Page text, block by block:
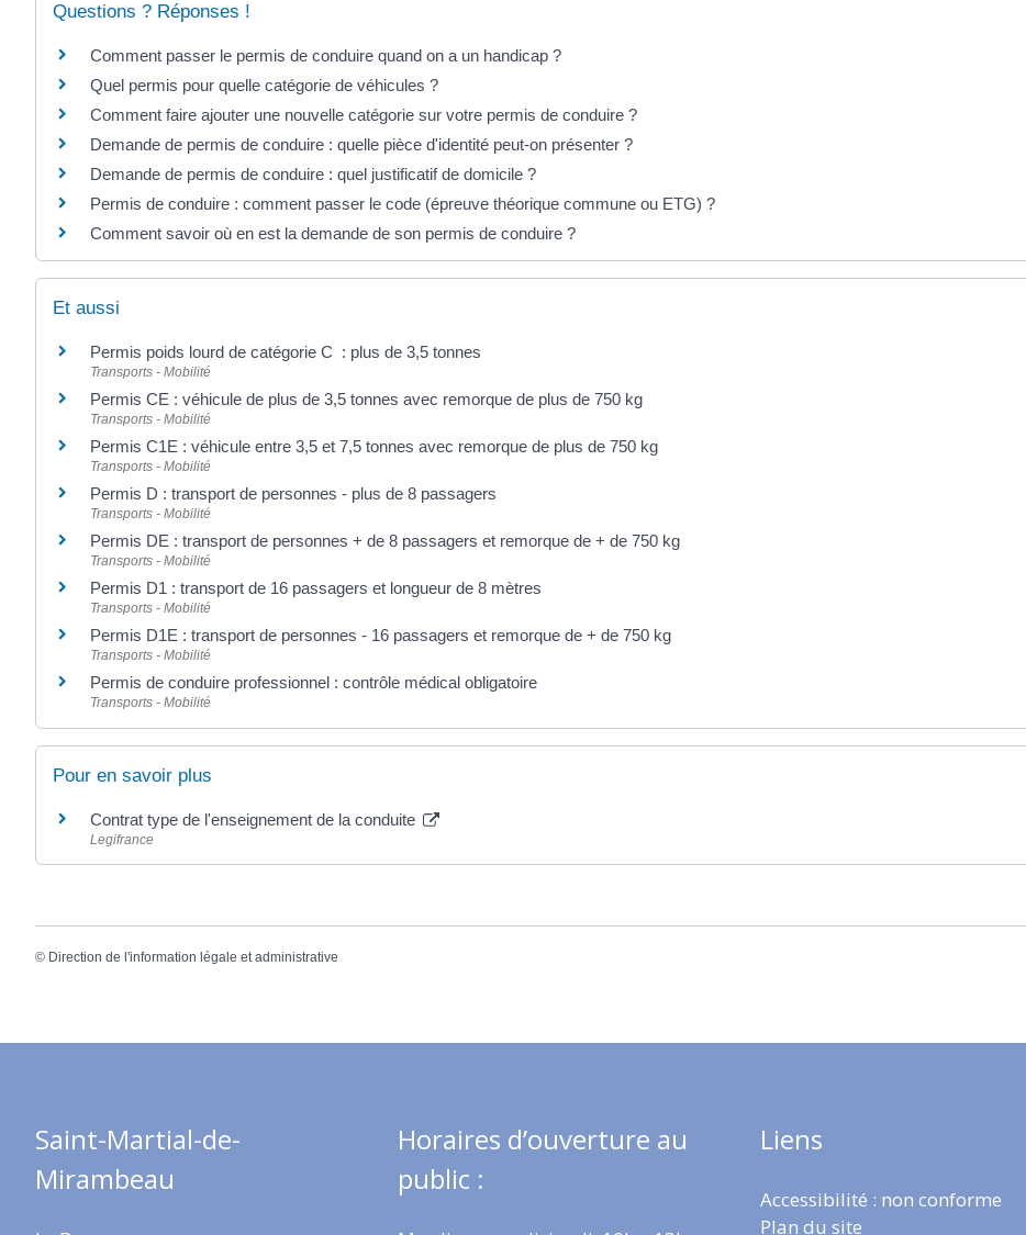
Questions ? Réponses !
Comment passer le permis de conduire quand on a un handicap ?
Quel permis pour quelle catégorie de véhicules ?
Comment faire ajouter une nouvelle catégorie sur votre permis de conduire ?
Demande de permis de conduire : quelle pièce d'identité peut-on présenter ?
Demande de permis de conduire : quel justificatif de domicile ?
Permis de conduire : comment passer le code (épreuve théorique commune ou ETG) ?
Comment savoir où en est la demande de son permis de conduire ?
Et aussi
Permis poids lourd de catégorie C : plus de 3,5 tonnes
Transports - Mobilité
Permis CE : véhicule de plus de 3,5 tonnes avec remorque de plus de 750 kg
Transports - Mobilité
Permis C1E : véhicule entre 3,5 et 7,5 tonnes avec remorque de plus de 750 kg
Transports - Mobilité
Permis D : transport de personnes - plus de 8 passagers
Transports - Mobilité
Permis DE : transport de personnes + de 8 passagers et remorque de + de 750 kg
Transports - Mobilité
Permis D1 : transport de 16 passagers et longueur de 8 mètres
Transports - Mobilité
Permis D1E : transport de personnes - 16 passagers et remorque de + de 750 kg
Transports - Mobilité
Permis de conduire professionnel : contrôle médical obligatoire
Transports - Mobilité
Pour en savoir plus
Contrat type de l'enseignement de la conduite
Legifrance
© Direction de l'information légale et administrative
Saint-Martial-de-
Mirambeau
Horaires d’ouverture au
public :
Liens
Accessibilité : non conforme
Plan du site